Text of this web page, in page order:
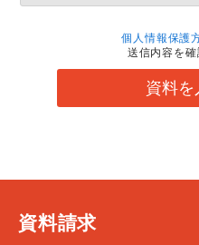
個人情報保護
送信内容を
資料を
資料請求